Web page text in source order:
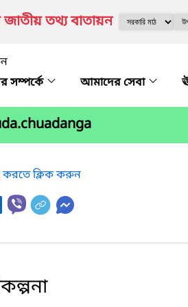
জাতীয় তথ্য বাতায়ন
সম্পর্কে
আমাদের সেবা
করতে ক্লিক করুন